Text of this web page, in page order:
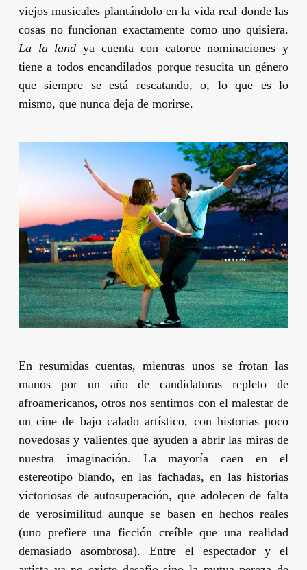
viejos musicales plantándolo en la vida real donde las
cosas no funcionan exactamente como uno quisiera.
La la land ya cuenta con catorce nominaciones y
tiene a todos encandilados porque resucita un género
que siempre se está rescatando, o, lo que es lo
mismo, que nunca deja de morirse.
En resumidas cuentas, mientras unos se frotan las
manos por un año de candidaturas repleto de
afroamericanos, otros nos sentimos con el malestar de
un cine de bajo calado artístico, con historias poco
novedosas y valientes que ayuden a abrir las miras de
nuestra imaginación. La mayoría caen en el
estereotipo blando, en las fachadas, en las historias
victoriosas de autosuperación, que adolecen de falta
de verosimilitud aunque se basen en hechos reales
(uno prefiere una ficción creíble que una realidad
demasiado asombrosa). Entre el espectador y el